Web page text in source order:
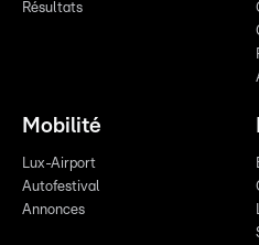
Résultats
Mobilité
Lux-Airport
Autofestival
Annonces